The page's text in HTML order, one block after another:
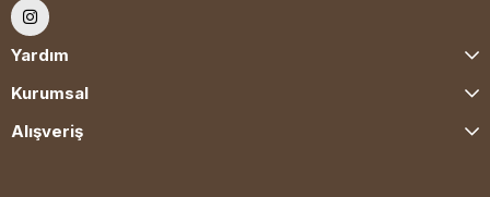
Yardım
Kurumsal
Alışveriş